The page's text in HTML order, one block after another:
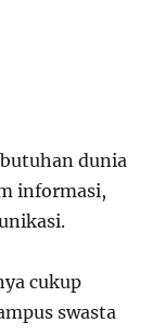
dunia
informasi,
cukup
swasta